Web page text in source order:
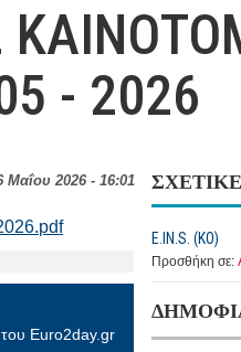
- 2026
Μαΐου 2026 - 16:01
του Euro2day.gr
E.IN.S. (ΚΟ)
Προσθήκη σε: